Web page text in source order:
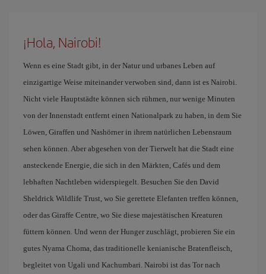
¡Hola, Nairobi!
Wenn es eine Stadt gibt, in der Natur und urbanes Leben auf
einzigartige Weise miteinander verwoben sind, dann ist es Nairobi.
Nicht viele Hauptstädte können sich rühmen, nur wenige Minuten
von der Innenstadt entfernt einen Nationalpark zu haben, in dem Sie
Löwen, Giraffen und Nashörner in ihrem natürlichen Lebensraum
sehen können. Aber abgesehen von der Tierwelt hat die Stadt eine
ansteckende Energie, die sich in den Märkten, Cafés und dem
lebhaften Nachtleben widerspiegelt. Besuchen Sie den David
Sheldrick Wildlife Trust, wo Sie gerettete Elefanten treffen können,
oder das Giraffe Centre, wo Sie diese majestätischen Kreaturen
füttern können. Und wenn der Hunger zuschlägt, probieren Sie ein
gutes Nyama Choma, das traditionelle kenianische Bratenfleisch,
begleitet von Ugali und Kachumbari. Nairobi ist das Tor nach